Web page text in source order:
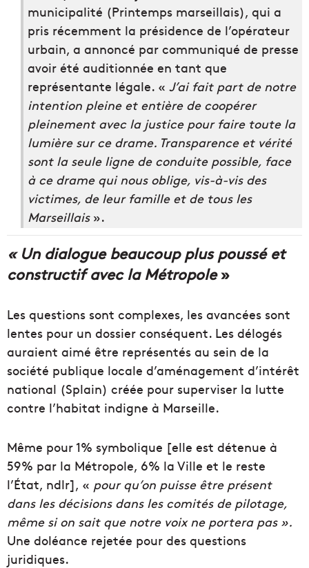
municipalité (Printemps marseillais), qui a
pris récemment la présidence de l’opérateur
urbain, a annoncé par communiqué de presse
avoir été auditionnée en tant que
représentante légale. « J’ai fait part de notre
intention pleine et entière de coopérer
pleinement avec la justice pour faire toute la
lumière sur ce drame. Transparence et vérité
sont la seule ligne de conduite possible, face
à ce drame qui nous oblige, vis-à-vis des
victimes, de leur famille et de tous les
Marseillais».
« Un dialogue beaucoup plus poussé et
constructif avec la Métropole»
Les questions sont complexes, les avancées sont
lentes pour un dossier conséquent. Les délogés
auraient aimé être représentés au sein de la
société publique locale d’aménagement d’intérêt
national (Splain) créée pour superviser la lutte
contre l’habitat indigne à Marseille.
Même pour 1% symbolique [elle est détenue à
59% par la Métropole, 6% la Ville et le reste
l’État, ndlr], « pour qu’on puisse être présent
dans les décisions dans les comités de pilotage,
même si on sait que notre voix ne portera pas ».
Une doléance rejetée pour des questions
juridiques.